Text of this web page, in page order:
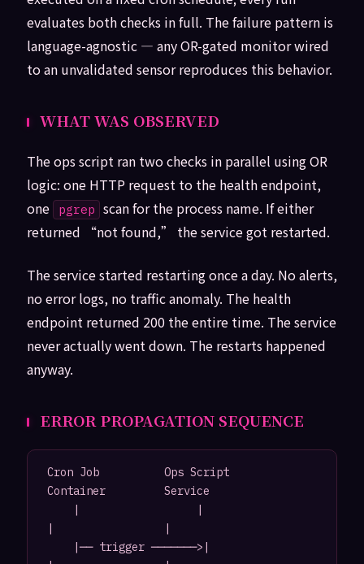
evaluates both checks in full. The failure pattern is
language-agnostic — any OR-gated monitor wired
to an unvalidated sensor reproduces this behavior.
WHAT WAS OBSERVED
The ops script ran two checks in parallel using OR
logic: one HTTP request to the health endpoint,
one
pgrep scan for the process name. If either
returned “not found,” the service got restarted.
The service started restarting once a day. No alerts,
no error logs, no traffic anomaly. The health
endpoint returned 200 the entire time. The service
never actually went down. The restarts happened
anyway.
ERROR PROPAGATION SEQUENCE
Cron Job          Ops Script
Container         Service